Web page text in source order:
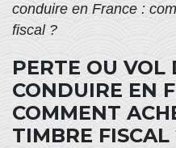
conduire en France :
fiscal ?
PERTE OU VOL
CONDUIRE EN
COMMENT
TIMBRE FISCAL